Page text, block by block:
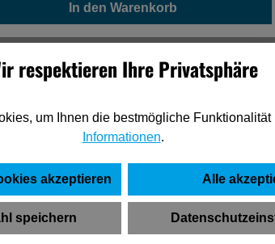
In den Warenkorb
respektieren Ihre Privatsphäre
um Ihnen die bestmögliche Funktionalität
Informationen.
akzeptieren Alle
speichern